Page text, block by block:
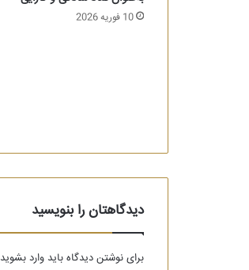
10 فوریه 2026
دیدگاهتان را بنویسید
برای نوشتن دیدگاه باید وارد بشوید